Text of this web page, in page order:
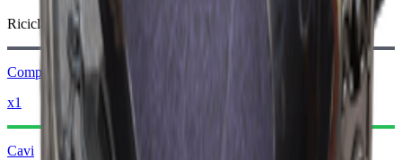
Riciclando, riceverai
Componenti metallici
x1
Cavi